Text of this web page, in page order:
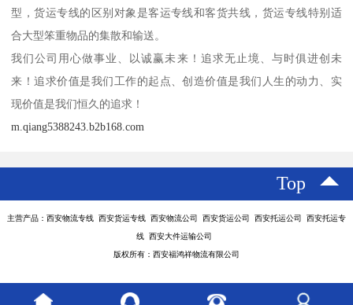
型，货运专线的区别对象是客运专线和客货共线，货运专线特别适
合大型笨重物品的集散和输送。
我们公司用心做事业、以诚赢未来！追求无止境、与时俱进创未
来！追求价值是我们工作的起点、创造价值是我们人生的动力、实
现价值是我们恒久的追求！
m.qiang5388243.b2b168.com
Top
主营产品：西安物流专线 西安货运专线 西安物流公司 西安货运公司 西安托运公司 西安托运专
线 西安大件运输公司
版权所有：西安福鸿祥物流有限公司